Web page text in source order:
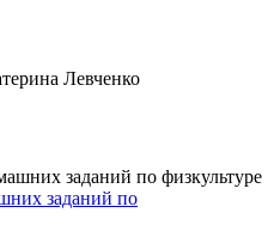
Левченко
заданий по